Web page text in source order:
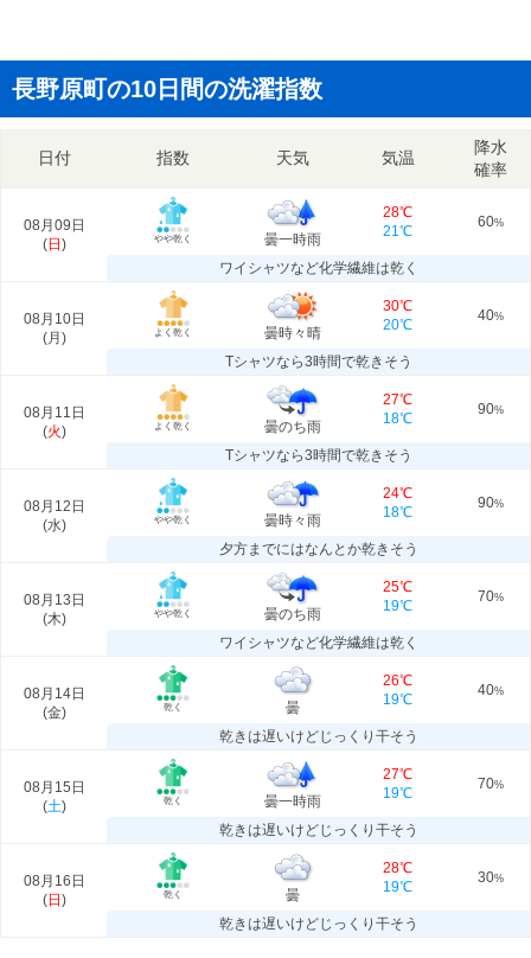
長野原町の10日間の洗濯指数
日付 指数 天気 気温
降水
確率
08月09日
(日 ) やや乾く 曇一時雨
28℃
21℃
60%
ワイシャツなど化学繊維は乾く
08月10日
(月 ) よく乾く 曇時々晴
30℃
20℃
40%
Tシャツなら3時間で乾きそう
08月11日
(火) よく乾く 曇のち雨
27℃
18℃
90%
Tシャツなら3時間で乾きそう
08月12日
(水) やや乾く 曇時々雨
24℃
18℃
90%
夕方までにはなんとか乾きそう
08月13日
(木) やや乾く 曇のち雨
25℃
19℃
70%
ワイシャツなど化学繊維は乾く
08月14日
(金) 乾く 曇
26℃
19℃
40%
乾きは遅いけどじっくり干そう
08月15日
(土) 乾く 曇一時雨
27℃
19℃
70%
乾きは遅いけどじっくり干そう
08月16日
(日 ) 乾く 曇
28℃
19℃
30%
乾きは遅いけどじっくり干そう